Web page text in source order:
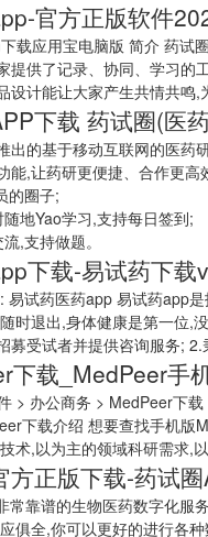
官方正版软件
载应用宝电脑版 简介 药试
提供了记录、协同、学习的
设计能让大家产生共情共鸣
下载 药试圈(医
出的基于移动互联网的医药
能,让药研更便捷、合作更高
的圈子;
地Yao学习,支持每日签到;
,支持做题。
下载-易试药下载
易试药医药app 易试药app
时退出,身体健康是第一位,
募受试者并提供咨询服务;
下载_MedPeer手
> 办公商务 > MedPeer下
下载介绍 想要查找手机版
术,以为主的领域科研需求,
方正版下载-药试
常靠谱的生物医药数字化服
俱全,你可以更好的进行各